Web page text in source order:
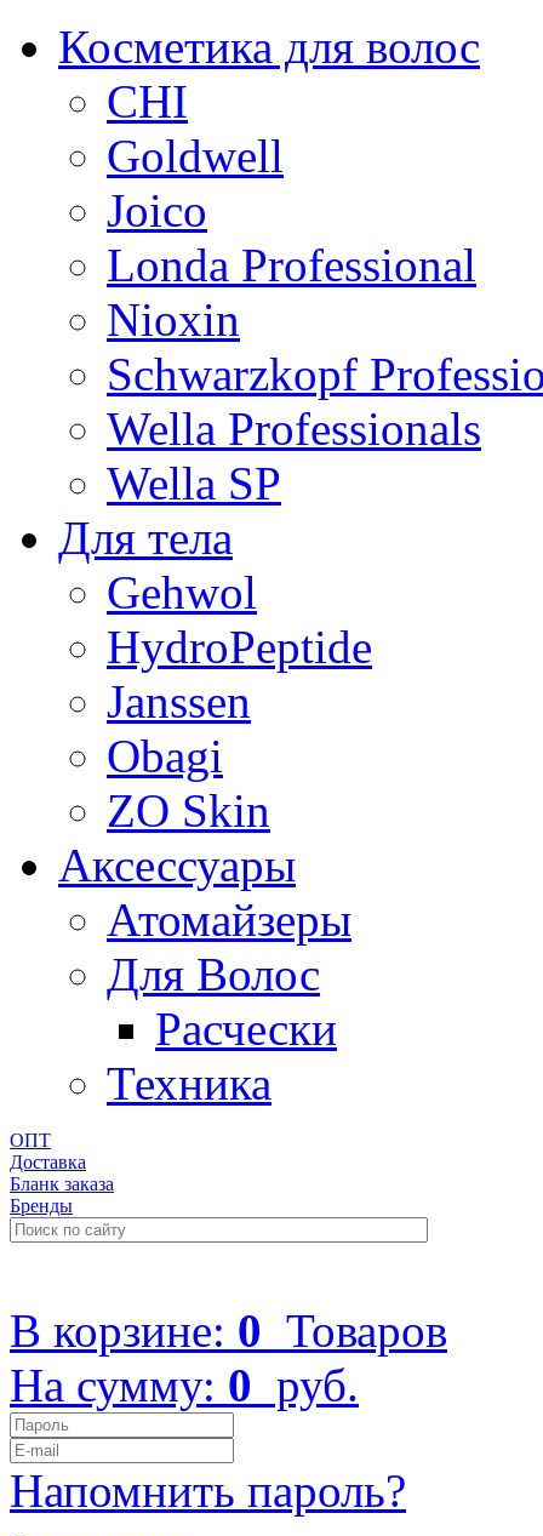
Косметика для волос
CHI
Goldwell
Joico
Londa Professional
Nioxin
Schwarzkopf
Wella Professionals
Wella SP
Для тела
Gehwol
HydroPeptide
Janssen
Obagi
ZO Skin
Aксессуары
Атомайзеры
Для Волос
Расчески
Техника
ОПТ
Доставка
Бланк заказа
Бренды
В корзине: 0 Товаров
На сумму: 0 руб.
Напомнить пароль?